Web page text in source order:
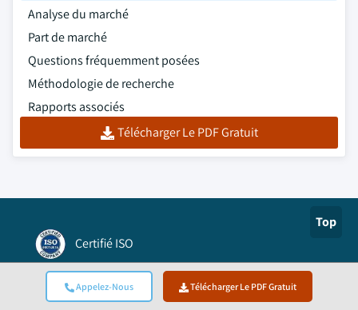
Appelez-Nous Télécharger Le PDF Gratuit
Analyse du marché
Part de marché
Questions fréquemment posées
Méthodologie de recherche
Rapports associés
Télécharger Le PDF Gratuit
Top
Certifié ISO
Authorize.net